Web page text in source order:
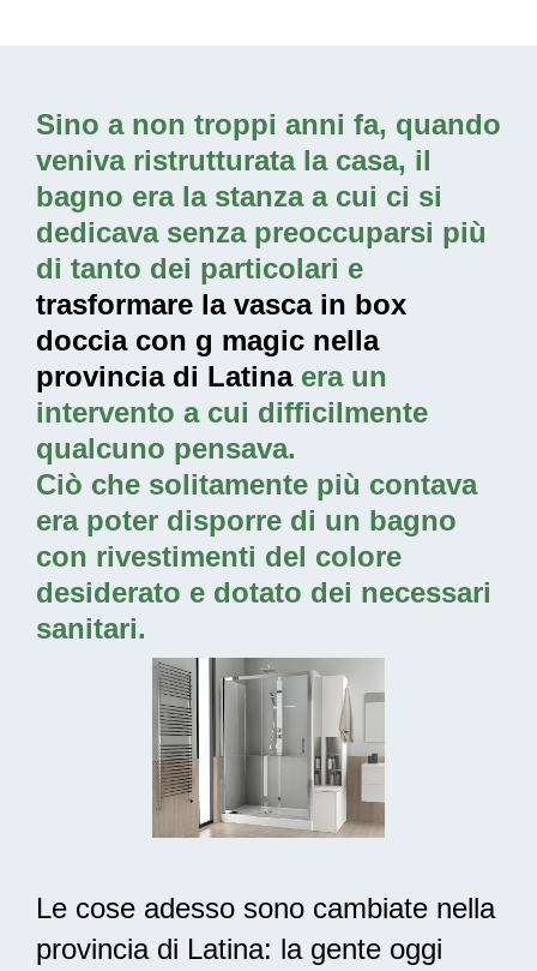
Sino a non troppi anni fa, quando
veniva ristrutturata la casa, il
bagno era la stanza a cui ci si
dedicava senza preoccuparsi più
di tanto dei particolari e
trasformare la vasca in box
doccia con g magic nella
provincia di Latinaera un
intervento a cui difficilmente
qualcuno pensava.
Ciò che solitamente più contava
era poter disporre di un bagno
con rivestimenti del colore
desiderato e dotato dei necessari
sanitari.
Le cose adesso sono cambiate nella
provincia di Latina: la gente oggi